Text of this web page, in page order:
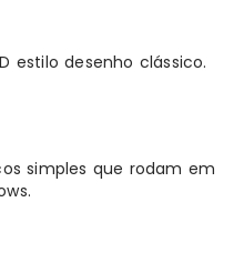
estilo desenho clássico.
simples que rodam em